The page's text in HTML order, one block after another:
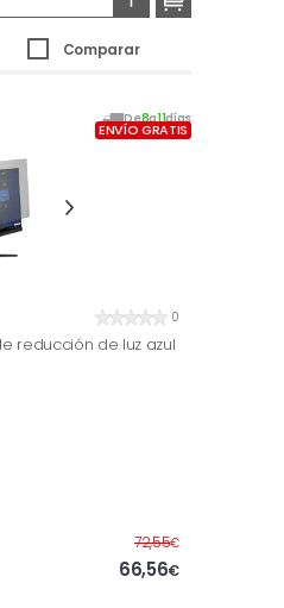
Comparar
De8a11días
ENVÍO GRATIS
0
reducción de luz azul
72,55€Antes
66,56€